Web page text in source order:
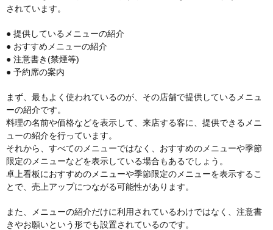
されています。
● 提供しているメニューの紹介
● おすすめメニューの紹介
● 注意書き(禁煙等)
● 予約席の案内
まず、最もよく使われているのが、その店舗で提供しているメニュ
ーの紹介です。
料理の名前や価格などを表示して、来店する客に、提供できるメニ
ューの紹介を行っています。
それから、すべてのメニューではなく、おすすめのメニューや季節
限定のメニューなどを表示している場合もあるでしょう。
卓上看板におすすめのメニューや季節限定のメニューを表示するこ
とで、売上アップにつながる可能性があります。
また、メニューの紹介だけに利用されているわけではなく、注意書
きやお願いという形でも設置されているのです。